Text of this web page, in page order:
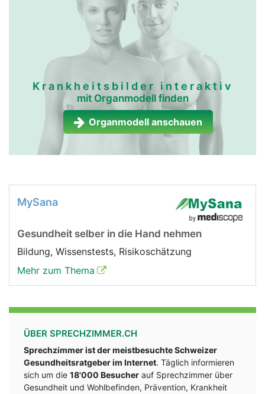
Krankheitsbilder interaktiv
mit Organmodell finden
Organmodell anschauen
MySana
Gesundheit selber in die Hand nehmen
Bildung, Wissenstests, Risikoschätzung
Mehr zum Thema
ÜBER SPRECHZIMMER.CH
Sprechzimmer ist der meistbesuchte Schweizer
Gesundheitsratgeber im Internet. Täglich informieren
sich um die 18'000 Besucher auf Sprechzimmer über
Gesundheit und Wohlbefinden, Prävention, Krankheit